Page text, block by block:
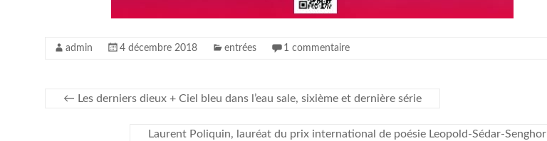
admin 4 décembre 2018 entrées 1 commentaire
← Les derniers dieux + Ciel bleu dans l’eau sale, sixième et dernière série
Laurent Poliquin, lauréat du prix international de poésie Leopold-Sédar-Senghor